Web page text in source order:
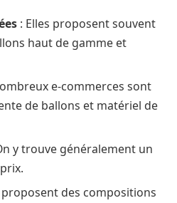
: Elles proposent souvent
haut de gamme et
e-commerces sont
de ballons et matériel de
y trouve généralement un
proposent des compositions